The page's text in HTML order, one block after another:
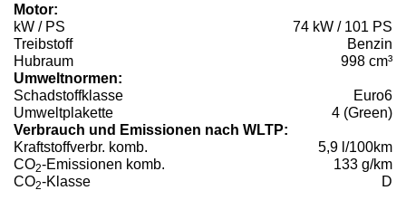
Motor:
kW / PS
74 kW / 101 PS
Treibstoff
Benzin
Hubraum
998 cm³
Umweltnormen:
Schadstoffklasse
Euro6
Umweltplakette
4 (Green)
Verbrauch und Emissionen nach WLTP:
Kraftstoffverbr. komb.
5,9 l/100km
CO2-Emissionen komb.
133 g/km
CO2-Klasse D